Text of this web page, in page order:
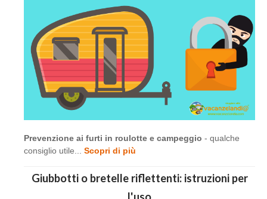
Prevenzione ai furti in roulotte e campeggio - qualche
consiglio utile... Scopri di più
Giubbotti o bretelle riflettenti: istruzioni per